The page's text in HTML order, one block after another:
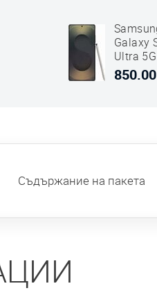
Galaxy
Ultra 5G
Dual
Съдържание на пакета